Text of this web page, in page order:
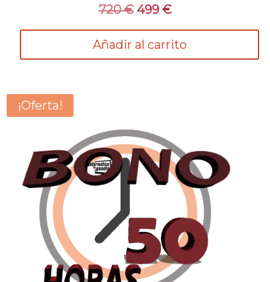
720€ El
original
era:
499 €El
actual
es:
Añadir al carrito
¡Oferta!